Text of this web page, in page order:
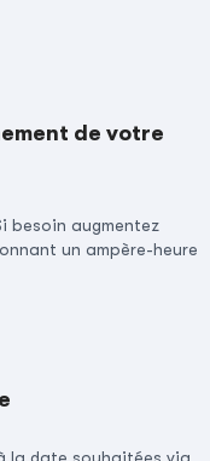
de votre
besoin augmentez
un ampère-heure